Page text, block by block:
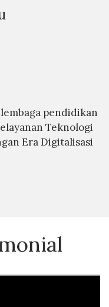
lembaga pendidikan
Teknologi
Era Digitalisasi